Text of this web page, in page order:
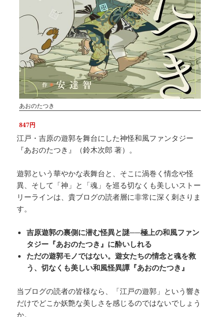
あおのたつき
847円
江戸・吉原の遊郭を舞台にした神怪和風ファンタジー
『あおのたつき』（鈴木次郎 著）。
遊郭という華やかな表舞台と、そこに渦巻く情念や怪
異、そして「神」と「魂」を巡る切なくも美しいストー
リーラインは、貴ブログの読者層に非常に深く刺さりま
す。
吉原遊郭の裏側に潜む怪異と謎──極上の和風ファン
タジー『あおのたつき』に酔いしれる
ただの遊郭モノではない。遊女たちの情念と魂を救
う、切なくも美しい和風怪異譚『あおのたつき』
当ブログの読者の皆様なら、「江戸の遊郭」という響き
だけでどこか妖艶な美しさを感じるのではないでしょう
か。